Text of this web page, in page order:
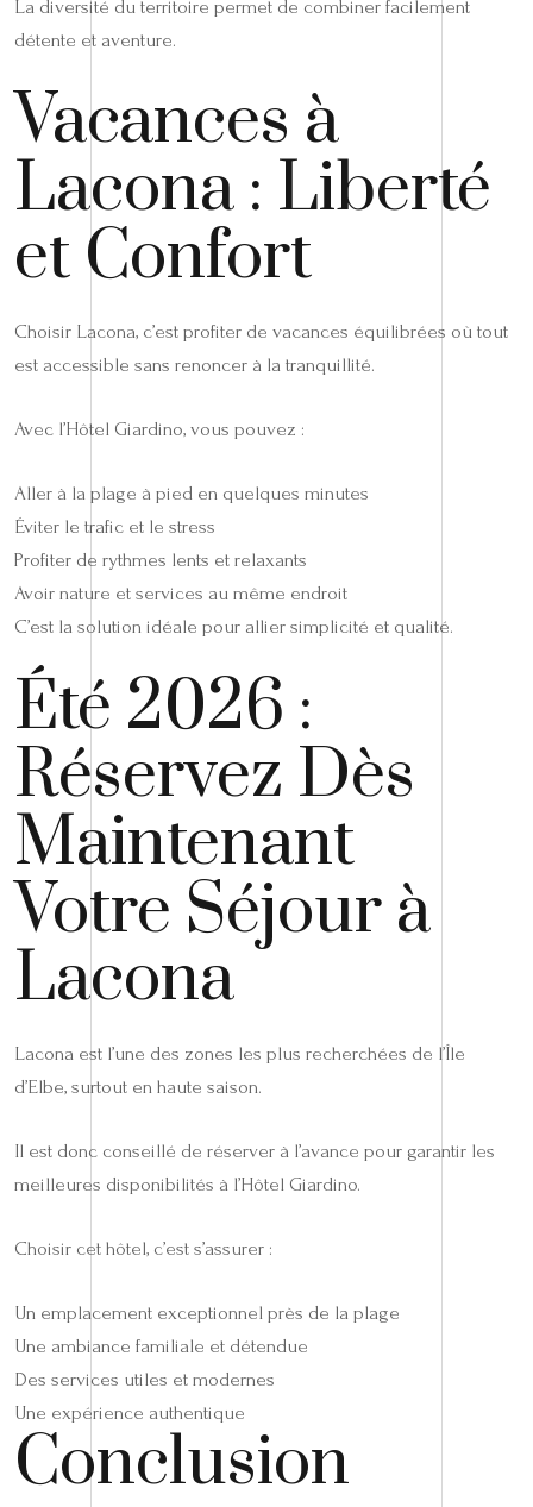
La diversité du territoire permet de combiner facilement
détente et aventure.
Vacances à
Lacona : Liberté
et Confort
Choisir Lacona, c’est profiter de vacances équilibrées où tout
est accessible sans renoncer à la tranquillité.
Avec l’Hôtel Giardino, vous pouvez :
Aller à la plage à pied en quelques minutes
Éviter le trafic et le stress
Profiter de rythmes lents et relaxants
Avoir nature et services au même endroit
C’est la solution idéale pour allier simplicité et qualité.
Été 2026 :
Réservez Dès
Maintenant
Votre Séjour à
Lacona
Lacona est l’une des zones les plus recherchées de l’Île
d’Elbe, surtout en haute saison.
Il est donc conseillé de réserver à l’avance pour garantir les
meilleures disponibilités à l’Hôtel Giardino.
Choisir cet hôtel, c’est s’assurer :
Un emplacement exceptionnel près de la plage
Une ambiance familiale et détendue
Des services utiles et modernes
Une expérience authentique
Conclusion